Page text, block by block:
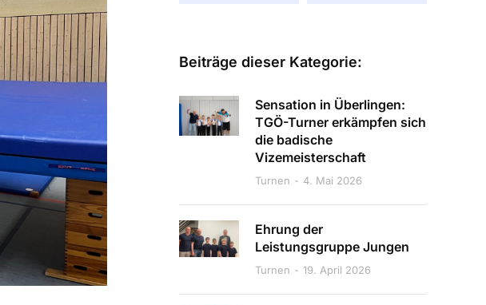
Beiträge dieser Kategorie:
Sensation in Überlingen:
TGÖ-Turner erkämpfen sich
die badische
Vizemeisterschaft
Turnen 4. Mai 2026
Ehrung der
Leistungsgruppe Jungen
Turnen 19. April 2026